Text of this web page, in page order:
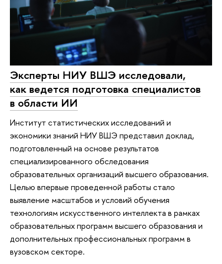
Эксперты НИУ ВШЭ исследовали,
как ведется подготовка специалистов
в области ИИ
Институт статистических исследований и
экономики знаний НИУ ВШЭ представил доклад,
подготовленный на основе результатов
специализированного обследования
образовательных организаций высшего образования.
Целью впервые проведенной работы стало
выявление масштабов и условий обучения
технологиям искусственного интеллекта в рамках
образовательных программ высшего образования и
дополнительных профессиональных программ в
вузовском секторе.